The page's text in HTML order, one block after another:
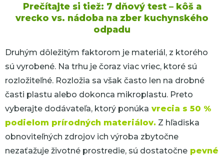
Prečítajte si tiež: 7 dňový test – kôš a
vrecko vs. nádoba na zber kuchynského
odpadu
Druhým dôležitým faktorom je materiál, z ktorého
sú vyrobené. Na trhu je čoraz viac vriec, ktoré sú
rozložiteľné. Rozložia sa však často len na drobné
časti plastu alebo dokonca mikroplastu. Preto
vyberajte dodávateľa, ktorý ponúka vrecia s 50 %
podielom prírodných materiálov. Z hľadiska
obnoviteľných zdrojov ich výroba zbytočne
nezaťažuje životné prostredie, sú dostatočne pevné